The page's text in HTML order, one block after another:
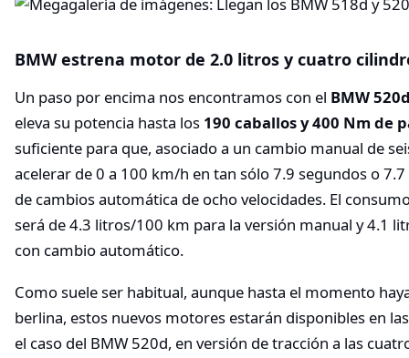
BMW estrena motor de 2.0 litros y cuatro
Un paso por encima nos encontramos con el BMW
eleva su potencia hasta los 190 caballos y 400 Nm de
suficiente para que, asociado a un cambio manual de
acelerar de 0 a 100 km/h en tan sólo 7.9 segundos o
de cambios automática de ocho velocidades. El
será de 4.3 litros/100 km para la versión manual y 4.1
con cambio automático.
Como suele ser habitual, aunque hasta el momento
berlina, estos nuevos motores estarán disponibles en
el caso del BMW 520d, en versión de tracción a las